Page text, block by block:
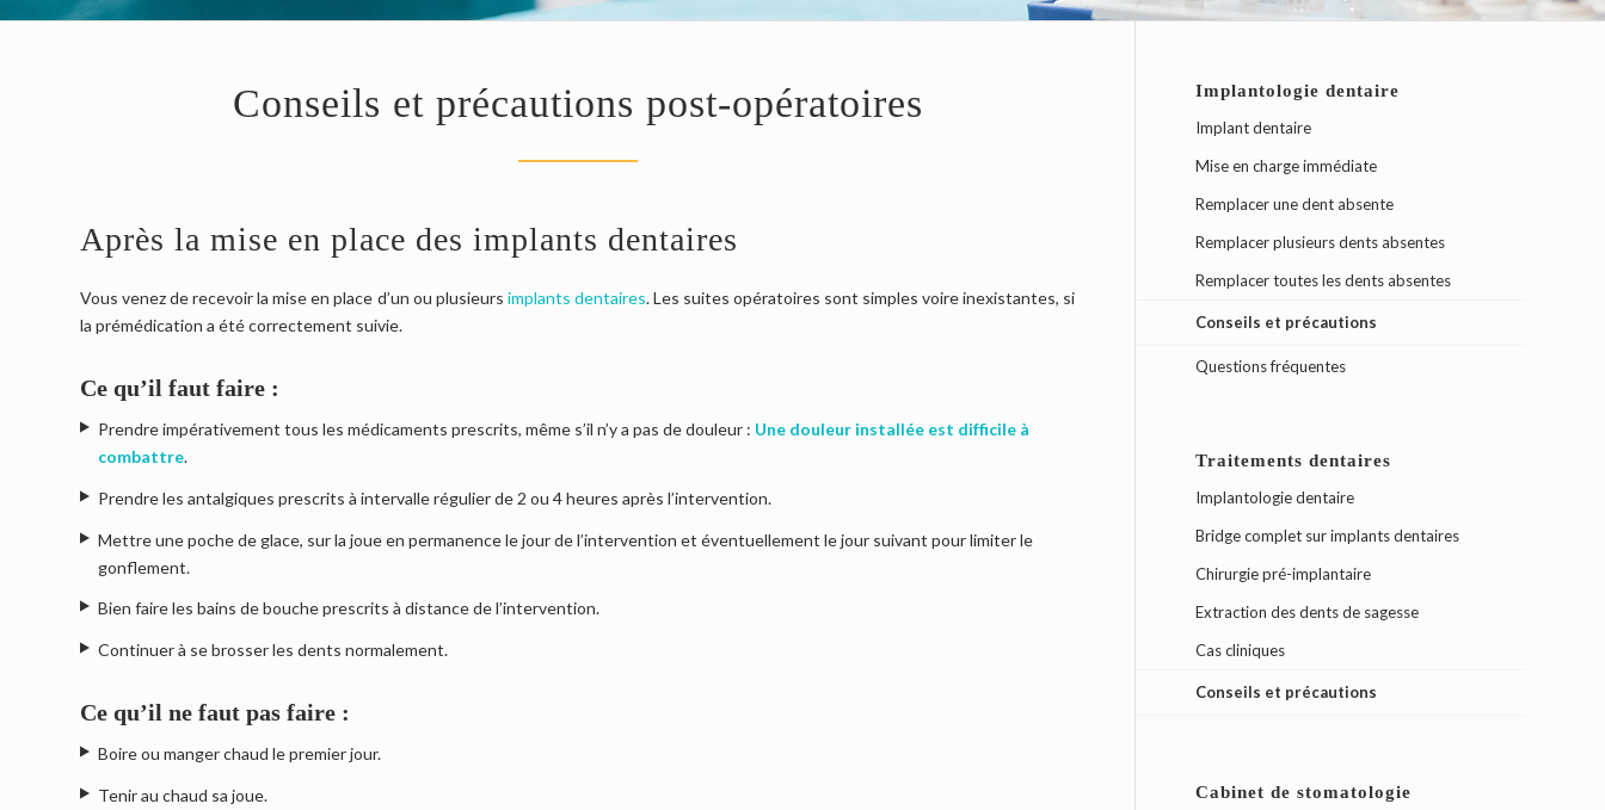
Conseils et précautions post-opératoires
Après la mise en place des implants dentaires
Vous venez de recevoir la mise en place d’un ou plusieurs implants dentaires. Les suites opératoires sont simples voire inexistantes, si
la prémédication a été correctement suivie.
Ce qu’il faut faire :
Prendre impérativement tous les médicaments prescrits, même s’il n’y a pas de douleur : Une douleur installée est difficile à
combattre.
Prendre les antalgiques prescrits à intervalle régulier de 2 ou 4 heures après l’intervention.
Mettre une poche de glace, sur la joue en permanence le jour de l’intervention et éventuellement le jour suivant pour limiter le
gonflement.
Bien faire les bains de bouche prescrits à distance de l’intervention.
Continuer à se brosser les dents normalement.
Ce qu’il ne faut pas faire :
Boire ou manger chaud le premier jour.
Tenir au chaud sa joue.
Implantologie dentaire
Implant dentaire
Mise en charge immédiate
Remplacer une dent absente
Remplacer plusieurs dents absentes
Remplacer toutes les dents absentes
Conseils et précautions
Questions fréquentes
Traitements dentaires
Implantologie dentaire
Bridge complet sur implants dentaires
Chirurgie pré-implantaire
Extraction des dents de sagesse
Cas cliniques
Conseils et précautions
Cabinet de stomatologie